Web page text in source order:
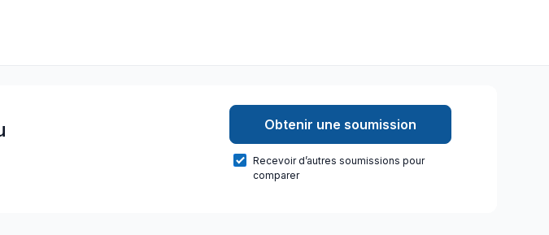
Obtenir une soumission
Recevoir d’autres soumissions pour
comparer